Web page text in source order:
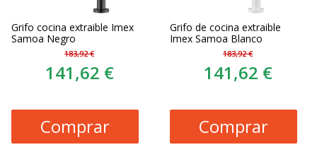
Grifo cocina extraible Imex
Samoa Negro
183,92 €
141,62 €
Comprar
Grifo de cocina extraible
Imex Samoa Blanco
183,92 €
141,62 €
Comprar